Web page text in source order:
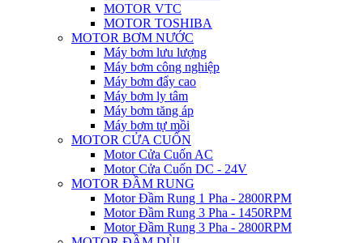
MOTOR VTC
MOTOR TOSHIBA
MOTOR BƠM NƯỚC
Máy bơm lưu lượng
Máy bơm công nghiệp
Máy bơm đẩy cao
Máy bơm ly tâm
Máy bơm tăng áp
Máy bơm tự mồi
MOTOR CỬA CUỐN
Motor Cửa Cuốn AC
Motor Cửa Cuốn DC - 24V
MOTOR ĐẦM RUNG
Motor Đầm Rung 1 Pha - 2800RPM
Motor Đầm Rung 3 Pha - 1450RPM
Motor Đầm Rung 3 Pha - 2800RPM